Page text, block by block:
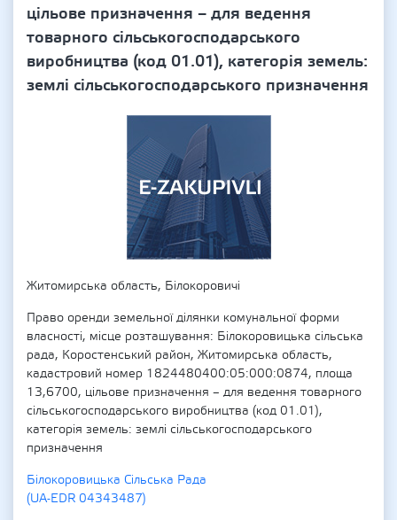
цільове призначення – для ведення
товарного сільськогосподарського
виробництва (код 01.01), категорія земель:
землі сільськогосподарського призначення
Житомирська область, Білокоровичі
Право оренди земельної ділянки комунальної форми
власності, місце розташування: Білокоровицька сільська
рада, Коростенський район, Житомирська область,
кадастровий номер 1824480400:05:000:0874, площа
13,6700, цільове призначення – для ведення товарного
сільськогосподарського виробництва (код 01.01),
категорія земель: землі сільськогосподарського
призначення
Білокоровицька Сільська Рада
(UA-EDR 04343487)